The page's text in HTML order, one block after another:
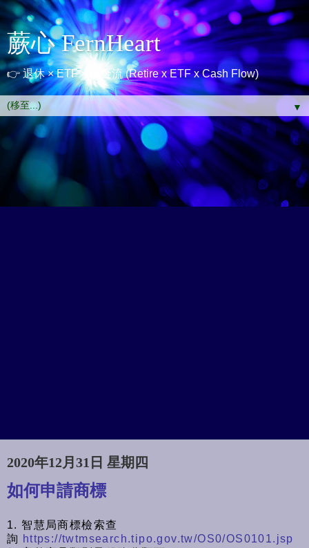
蕨心 FernHeart
👉 退休 × ETF × 現金流 (Retire x ETF x Cash Flow)
▼
2020年12月31日 星期四
如何申請商標
1. 智慧局商標檢索查
詢 https://twtmsearch.tipo.gov.tw/OS0/OS0101.jsp